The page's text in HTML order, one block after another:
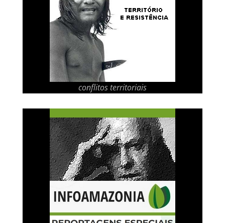
conflitos territoriais